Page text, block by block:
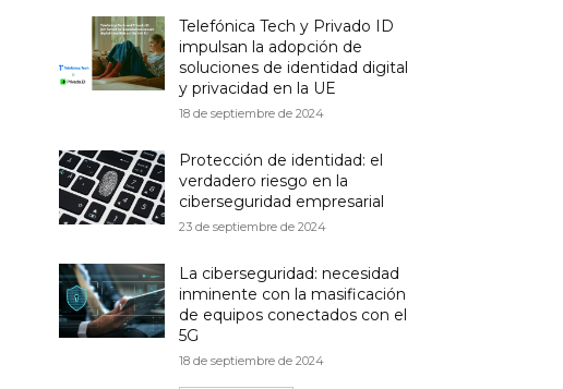
Telefónica Tech y Privado ID
impulsan la adopción de
soluciones de identidad digital
y privacidad en la UE
18 de septiembre de 2024
Protección de identidad: el
verdadero riesgo en la
ciberseguridad empresarial
23 de septiembre de 2024
La ciberseguridad: necesidad
inminente con la masificación
de equipos conectados con el
5G
18 de septiembre de 2024